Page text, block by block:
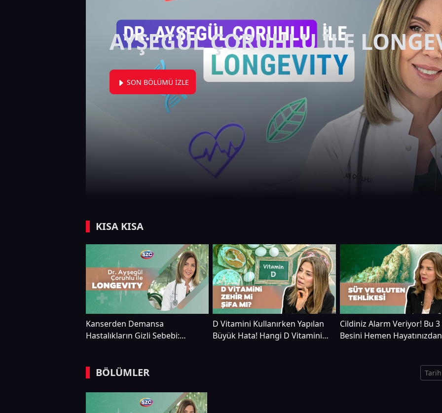
AYŞEGÜL ÇORUHLU İLE
SON BÖLÜMÜ İZLE
KISA KISA
Kanserden Demansa
Hastalıkların Gizli Sebebi:
D Vitamini Kullanırken Yapılan
Büyük Hata! Hangi D Vitamini
Cildiniz Alarm Veriyor! Bu 3
Besini Hemen Hayatınızdan
BÖLÜMLER